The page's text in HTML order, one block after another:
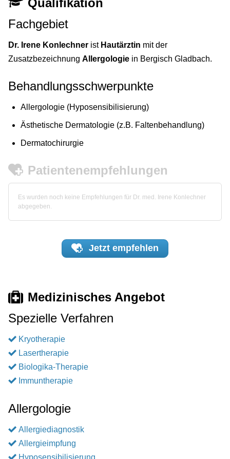
Fachgebiet
Dr. Irene Konlechner ist Hautärztin mit der
Zusatzbezeichnung Allergologie in Bergisch Gladbach.
Behandlungsschwerpunkte
Allergologie (Hyposensibilisierung)
Ästhetische Dermatologie (z.B. Faltenbehandlung)
Dermatochirurgie
Patientenempfehlungen
Es wurden noch keine Empfehlungen für Dr. med. Irene Konlechner
abgegeben.
Jetzt empfehlen
Medizinisches Angebot
Spezielle Verfahren
Kryotherapie
Lasertherapie
Biologika-Therapie
Immuntherapie
Allergologie
Allergiediagnostik
Allergieimpfung